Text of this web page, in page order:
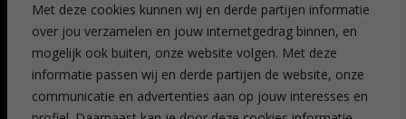
Met deze cookies kunnen wij en derde partijen informatie
over jou verzamelen en jouw internetgedrag binnen, en
mogelijk ook buiten, onze website volgen. Met deze
informatie passen wij en derde partijen de website, onze
communicatie en advertenties aan op jouw interesses en
Leiden
Amsterdam
Breda
Favorieten
Mijn art alert